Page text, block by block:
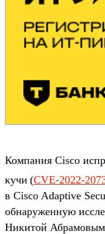
Компания Cisco
кучи (CVE-2022-
в Cisco Adaptive
обнаруженную
Никитой